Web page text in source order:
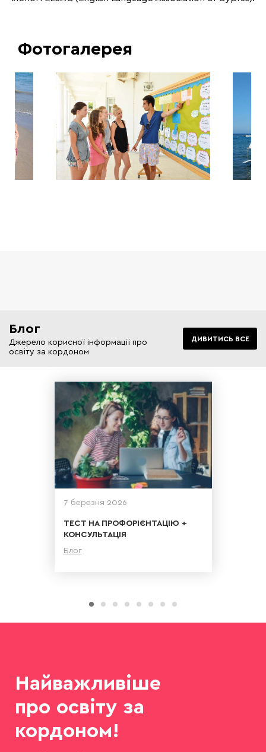
Фотогалерея
Блог
Джерело корисної інформації про
освіту за кордоном
ДИВИТИСЬ ВСЕ
7 березня 2026
ТЕСТ НА ПРОФОРІЄНТАЦІЮ +
КОНСУЛЬТАЦІЯ
Блог
Найважливіше
про освіту за
кордоном!